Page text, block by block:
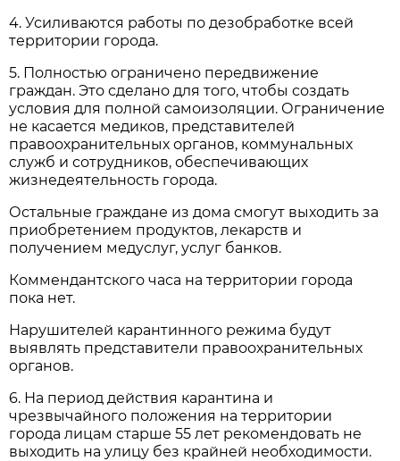
4. Усиливаются работы по дезобработке всей
территории города.
5. Полностью ограничено передвижение
граждан. Это сделано для того, чтобы создать
условия для полной самоизоляции. Ограничение
не касается медиков, представителей
правоохранительных органов, коммунальных
служб и сотрудников, обеспечивающих
жизнедеятельность города.
Остальные граждане из дома смогут выходить за
приобретением продуктов, лекарств и
получением медуслуг, услуг банков.
Коммендантского часа на территории города
пока нет.
Нарушителей карантинного режима будут
выявлять представители правоохранительных
органов.
6. На период действия карантина и
чрезвычайного положения на территории
города лицам старше 55 лет рекомендовать не
выходить на улицу без крайней необходимости.